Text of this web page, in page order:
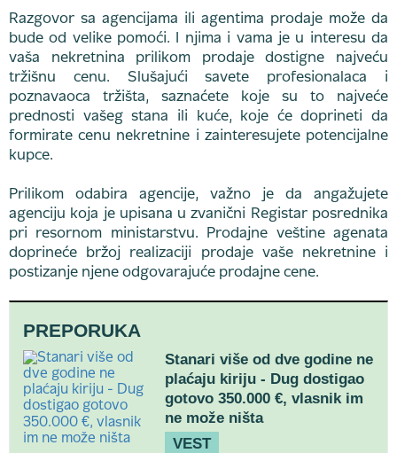
Razgovor sa agencijama ili agentima prodaje može da
bude od velike pomoći. I njima i vama je u interesu da
vaša nekretnina prilikom prodaje dostigne najveću
tržišnu cenu. Slušajući savete profesionalaca i
poznavaoca tržišta, saznaćete koje su to najveće
prednosti vašeg stana ili kuće, koje će doprineti da
formirate cenu nekretnine i zainteresujete potencijalne
kupce.
Prilikom odabira agencije, važno je da angažujete
agenciju koja je upisana u zvanični Registar posrednika
pri resornom ministarstvu. Prodajne veštine agenata
doprineće bržoj realizaciji prodaje vaše nekretnine i
postizanje njene odgovarajuće prodajne cene.
PREPORUKA
Stanari više od dve godine ne
plaćaju kiriju - Dug dostigao
gotovo 350.000 €, vlasnik im
ne može ništa
VEST